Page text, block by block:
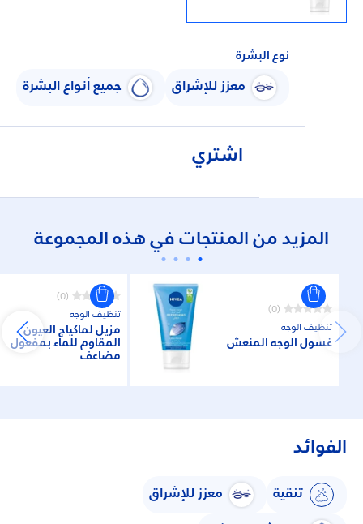
نوع البشرة
معزز للإشراق جميع أنواع البشرة
اشتري
المزيد من المنتجات في هذه المجموعة
(0)
تنظيف الوجه
غسول الوجه المنعش
(0)
تنظيف الوجه
مزيل لماكياج العيون
المقاوم للماء بمفعول
مضاعف
الفوائد
تنقية معزز للإشراق